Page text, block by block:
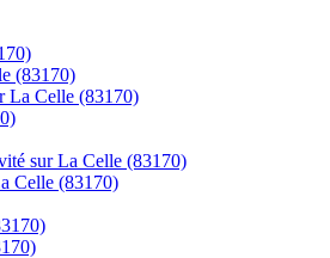
(83170)
La Celle (83170)
sur La Celle (83170)
Celle (83170)